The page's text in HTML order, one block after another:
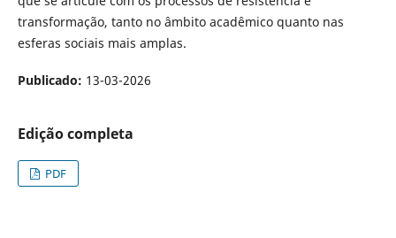
transformação, tanto no âmbito acadêmico quanto nas
esferas sociais mais amplas.
Publicado: 13-03-2026
Edição completa
PDF